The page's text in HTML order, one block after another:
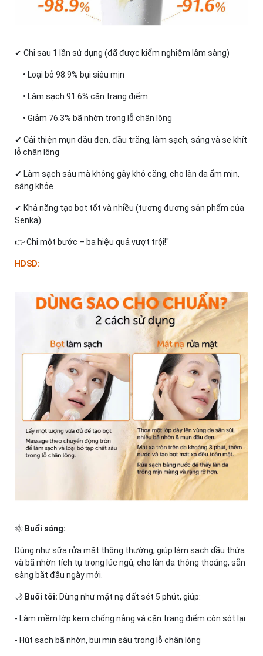
✔ Chỉ sau 1 lần sử dụng (đã được kiểm nghiệm lâm sàng)
• Loại bỏ 98.9% bụi siêu mịn
• Làm sạch 91.6% cặn trang điểm
• Giảm 76.3% bã nhờn trong lỗ chân lông
✔ Cải thiện mụn đầu đen, đầu trắng, làm sạch, sáng và se khít
lỗ chân lông
✔ Làm sạch sâu mà không gây khô căng, cho làn da ẩm mịn,
sáng khỏe
✔ Khả năng tạo bọt tốt và nhiều (tương đương sản phẩm của
Senka)
👉 Chỉ một bước – ba hiệu quả vượt trội!"
HDSD:
🌞 Buổi sáng:
Dùng như sữa rửa mặt thông thường, giúp làm sạch dầu thừa
và bã nhờn tích tụ trong lúc ngủ, cho làn da thông thoáng, sẵn
sàng bắt đầu ngày mới.
🌙 Buổi tối: Dùng như mặt nạ đất sét 5 phút, giúp:
- Làm mềm lớp kem chống nắng và cặn trang điểm còn sót lại
- Hút sạch bã nhờn, bụi mịn sâu trong lỗ chân lông